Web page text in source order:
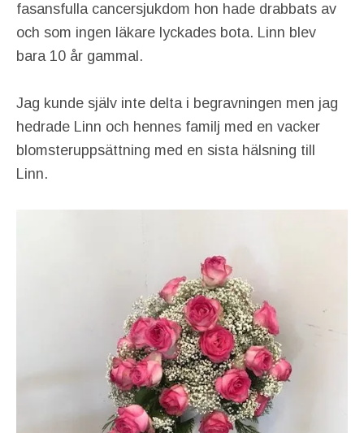
fasansfulla cancersjukdom hon hade drabbats av
och som ingen läkare lyckades bota. Linn blev
bara 10 år gammal.
Jag kunde själv inte delta i begravningen men jag
hedrade Linn och hennes familj med en vacker
blomsteruppsättning med en sista hälsning till
Linn.